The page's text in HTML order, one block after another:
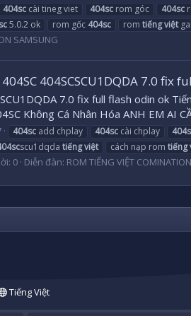
404sc cài tineg viet 404sc rom góc 404sc
5.0.2 ok rom gốc 404sc rom tiếngviệt
SAMSUNG
404SCSCU1DQDA 7.0 fix
7.0 fix full flash odin ok
Không Cá Nhân Hóa ANH EM
404sc add chplay 404sc cài chplay
scu1dqda tiếngviệt cách nạp rom tiếng
0 Diễn đàn: ROM TIẾNG VIỆT
Tiếng Việt